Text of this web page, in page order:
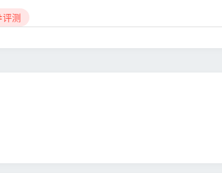
评测